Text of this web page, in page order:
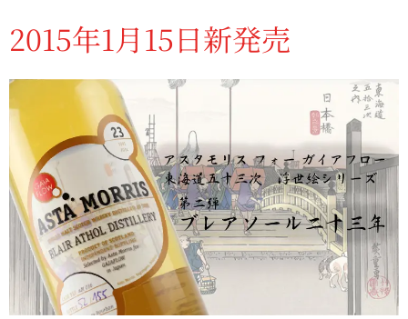
2015年1月15日新発売